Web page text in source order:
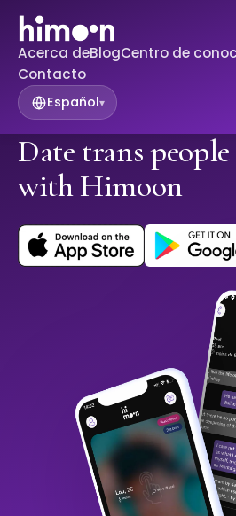
Acerca deBlogCentro de
Contacto
Español▾
Date trans
with Himoon